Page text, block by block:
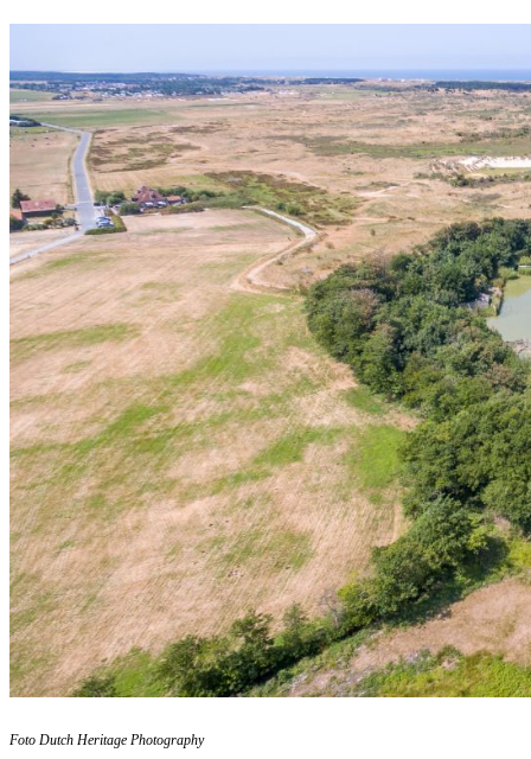
Foto Dutch Heritage Photography